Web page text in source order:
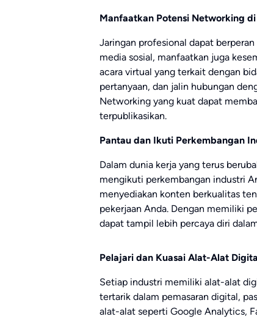
Manfaatkan Potensi Networking
Jaringan profesional dapat
media sosial, manfaatkan juga
acara virtual yang terkait dengan
pertanyaan, dan jalin hubungan
Networking yang kuat dapat
terpublikasikan.
Pantau dan Ikuti Perkembangan
Dalam dunia kerja yang terus
mengikuti perkembangan industri
menyediakan konten berkualitas
pekerjaan Anda. Dengan memiliki
dapat tampil lebih percaya diri
Pelajari dan Kuasai Alat-Alat
Setiap industri memiliki alat-alat
tertarik dalam pemasaran digital,
alat-alat seperti Google Analytics,